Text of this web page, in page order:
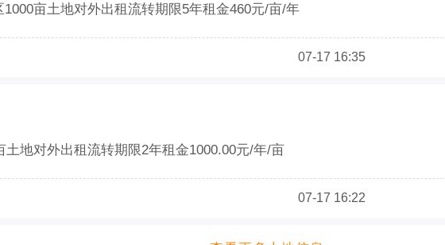
亩土地对外出租流转期限5年租金460元/亩/年
07-17 16:35
地对外出租流转期限2年租金1000.00元/年/亩
07-17 16:22